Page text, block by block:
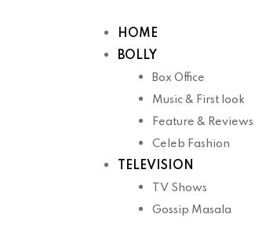
HOME
BOLLY
Box Office
Music & First look
Feature & Reviews
Celeb Fashion
TELEVISION
TV Shows
Gossip Masala